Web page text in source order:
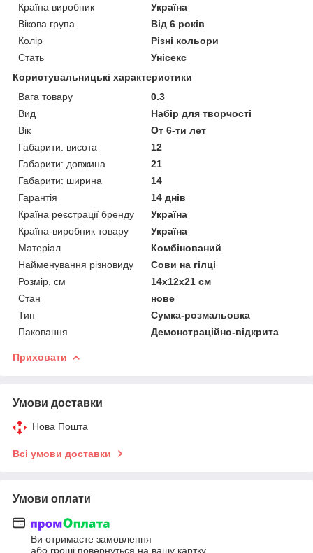
Країна виробник
Україна
Вікова група
Від 6 років
Колір
Різні кольори
Стать
Унісекс
Користувальницькі характеристики
Вага товару
0.3
Вид
Набір для творчості
Вік
От 6-ти лет
Габарити: висота
12
Габарити: довжина
21
Габарити: ширина
14
Гарантія
14 днів
Країна реєстрації бренду
Україна
Країна-виробник товару
Україна
Матеріал
Комбінований
Найменування різновиду
Сови на гілці
Розмір, см
14х12х21 см
Стан
нове
Тип
Сумка-розмальовка
Паковання
Демонстраційно-відкрита
Приховати
Умови доставки
Нова Пошта
Всі умови доставки
Умови оплати
Ви отримаєте замовлення
або гроші повернуться на вашу картку